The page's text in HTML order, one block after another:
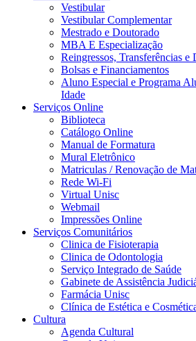
Vestibular
Vestibular Complementar
Mestrado e Doutorado
MBA E Especialização
Reingressos, Transferências e
Bolsas e Financiamentos
Aluno Especial e Programa
Idade
Serviços Online
Biblioteca
Catálogo Online
Manual de Formatura
Mural Eletrônico
Matriculas / Renovação de
Rede Wi-Fi
Virtual Unisc
Webmail
Impressões Online
Serviços Comunitários
Clinica de Fisioterapia
Clinica de Odontologia
Serviço Integrado de Saúde
Gabinete de Assistência
Farmácia Unisc
Clínica de Estética e
Cultura
Agenda Cultural